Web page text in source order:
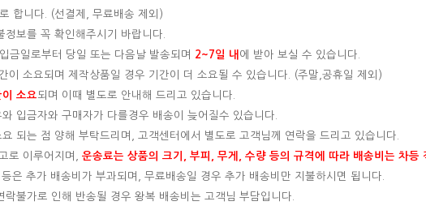
합니다. (선결제, 무료배송 제외)
보를 꼭 확인해주시기 바랍니다.
금일로부터 당일 또는 다음날 발송되며
2~7일 내 에 받아 보실 수 있습니다.
소요되며 제작상품일 경우 기간이 더 소요될 수 있습니다. (주말,공휴일 제외)
소요 되며 이때 별도로 안내해 드리고 있습니다.
입금자와 구매자가 다를경우 배송이 늦어질수 있습니다.
되는 점 양해 부탁드리며, 고객센터에서 별도로 고객님께 연락을 드리고 있습니다.
로 이루어지며, 운송료는 상품의 크기, 부피, 무게, 수량 등의 규격에 따라 배송비는 차등
은 추가 배송비가 부과되며, 무료배송일 경우 추가 배송비만 지불하시면 됩니다.
불가로 인해 반송될 경우 왕복 배송비는 고객님 부담입니다.